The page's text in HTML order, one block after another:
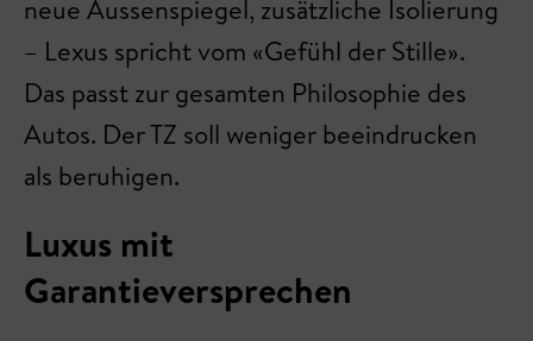
neue Aussenspiegel, zusätzliche Isolierung
– Lexus spricht vom «Gefühl der Stille».
Das passt zur gesamten Philosophie des
Autos. Der TZ soll weniger beeindrucken
als beruhigen.
Luxus mit
Garantieversprechen